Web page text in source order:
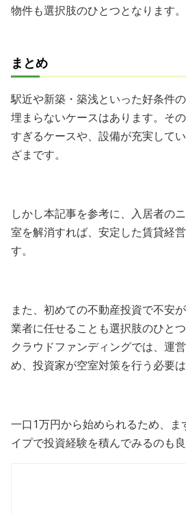
物件も選択肢のひとつとなります。
まとめ
駅近や新築・築浅といった好条件
埋まらないケースはあります。そ
すぎるケースや、設備が充実して
ざまです。
しかし本記事を参考に、入居者の
室を解消すれば、安定した賃貸経
す。
また、初めての不動産投資で不安
業者に任せることも選択肢のひと
クラウドファンディングでは、運
め、投資家が空室対策を行う必要は
一口1万円から始められるため、ま
イプで投資経験を積んでみるのも良